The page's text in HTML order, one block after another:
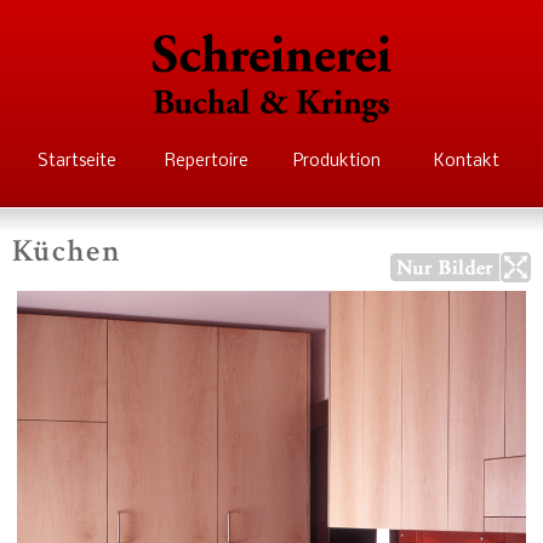
zum
Inhalt
Schreinerei Buchal
Krings
Startseite Repertoire Produktion Kontakt
Küchen